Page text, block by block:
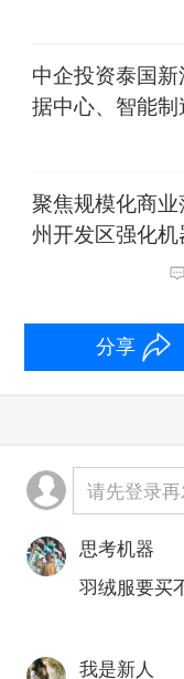
县”，在贡献
具体来说，
态供应一些
球品牌。数
鹅饲养量
约4190吨，
六安白鹅供不
随着养殖和
球、羽绒企
杨讯芳告诉
技术和工艺
已从原先的
中企投资泰国
据中心、智能制
聚焦规模化商
州开发区强化
分享
请先登录
思考机器
羽绒服要买
我是新人